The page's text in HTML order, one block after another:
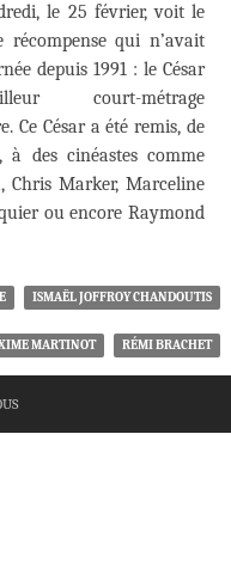
le 25 février, voit le
récompense qui n’avait
depuis 1991 : le César
court-métrage
Ce César a été remis, de
à des cinéastes comme
Chris Marker, Marceline
ou encore Raymond
ISMAËL JOFFROY CHANDOUTIS
MARTINOT RÉMI BRACHET